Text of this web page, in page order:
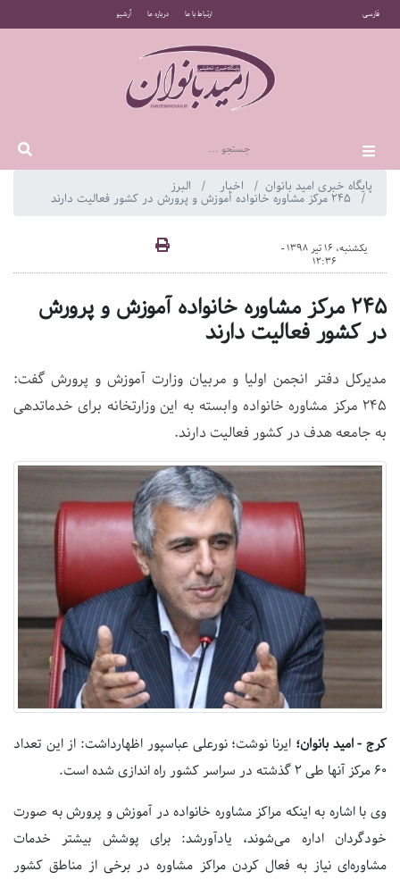
فارسی ارتباط با ما درباره ما آرشیو
پایگاه خبری امید بانوان اخبار البرز
یکشنبه، 16 تیر 1398 -
12:36
۲۴۵ مرکز مشاوره خانواده آموزش و پرورش
در کشور فعالیت دارند
مدیرکل دفتر انجمن اولیا و مربیان وزارت آموزش و پرورش گفت:
۲۴۵ مرکز مشاوره خانواده وابسته به این وزارتخانه برای خدماتدهی
به جامعه هدف در کشور فعالیت دارند.
کرج - امید بانوان؛ ایرنا نوشت؛ نورعلی عباسپور اظهارداشت: از این تعداد
۶۰ مرکز آنها طی ۲ گذشته در سراسر کشور راه اندازی شده است.
وی با اشاره به اینکه مراکز مشاوره خانواده در آموزش و پرورش به صورت
خودگردان اداره می‌شوند، یادآورشد: برای پوشش بیشتر خدمات
مشاوره‌ای نیاز به فعال کردن مراکز مشاوره در برخی از مناطق کشور